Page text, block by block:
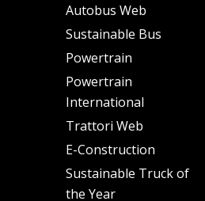
Autobus Web
Sustainable Bus
Powertrain
Powertrain
International
Trattori Web
E-Construction
Sustainable Truck of
the Year